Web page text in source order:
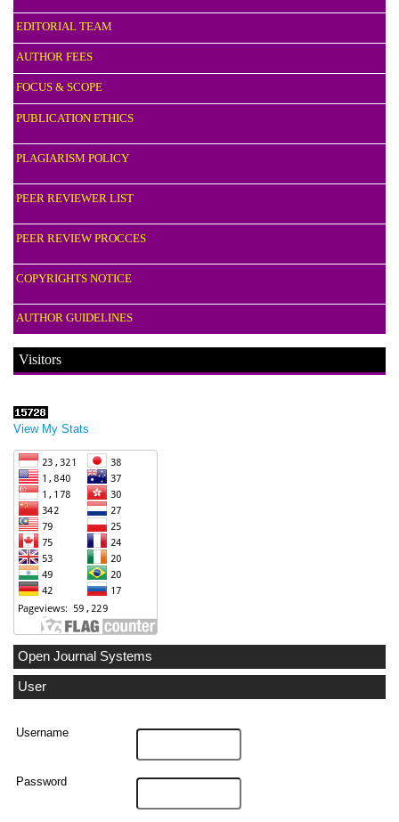
EDITORIAL TEAM
AUTHOR FEES
FOCUS & SCOPE
PUBLICATION ETHICS
PLAGIARISM POLICY
PEER REVIEWER LIST
PEER REVIEW PROCCES
COPYRIGHTS NOTICE
AUTHOR GUIDELINES
Visitors
View My Stats
Open Journal Systems
User
Username
Password